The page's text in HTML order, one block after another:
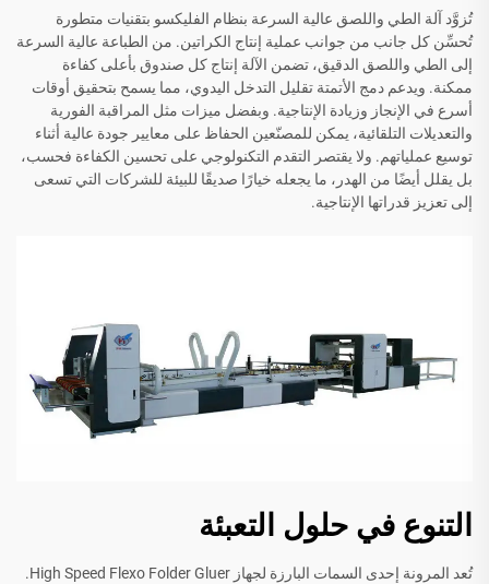
تُزوَّد آلة الطي واللصق عالية السرعة بنظام الفليكسو بتقنيات متطورة
تُحسِّن كل جانب من جوانب عملية إنتاج الكراتين. من الطباعة عالية السرعة
إلى الطي واللصق الدقيق، تضمن الآلة إنتاج كل صندوق بأعلى كفاءة
ممكنة. ويدعم دمج الأتمتة تقليل التدخل اليدوي، مما يسمح بتحقيق أوقات
أسرع في الإنجاز وزيادة الإنتاجية. وبفضل ميزات مثل المراقبة الفورية
والتعديلات التلقائية، يمكن للمصنّعين الحفاظ على معايير جودة عالية أثناء
توسيع عملياتهم. ولا يقتصر التقدم التكنولوجي على تحسين الكفاءة فحسب،
بل يقلل أيضًا من الهدر، ما يجعله خيارًا صديقًا للبيئة للشركات التي تسعى
إلى تعزيز قدراتها الإنتاجية.
التنوع في حلول التعبئة
تُعد المرونة إحدى السمات البارزة لجهاز High Speed Flexo Folder Gluer.